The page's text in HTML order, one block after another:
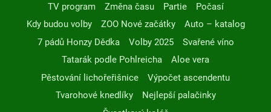
TV program
Změna času Partie
Počasí
Kdy budou volby
ZOO Nové začátky
Auto – katalog
7 pádů Honzy Dědka
Volby 2025
Svařené víno
Tatarák podle Pohlreicha
Aloe vera
Pěstování lichořeřišnice
Výpočet ascendentu
Tvarohové knedlíky
Nejlepší palačinky